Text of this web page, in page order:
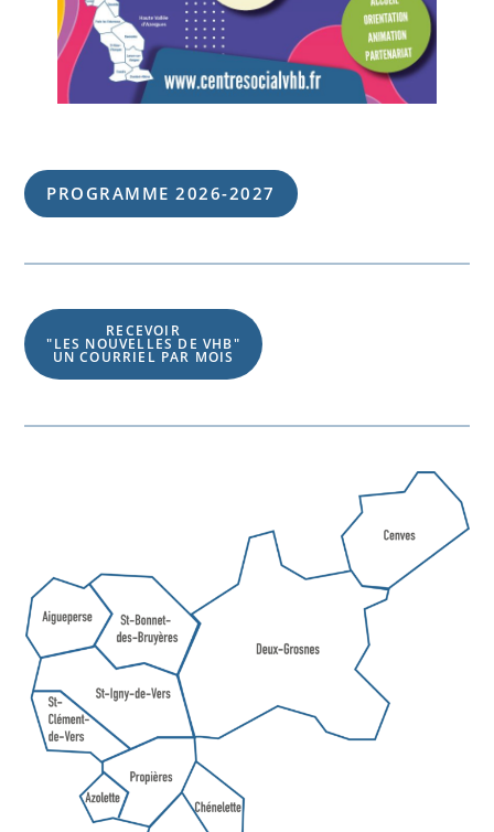
PROGRAMME 2026-2027
RECEVOIR
"LES NOUVELLES DE VHB"
UN COURRIEL PAR MOIS